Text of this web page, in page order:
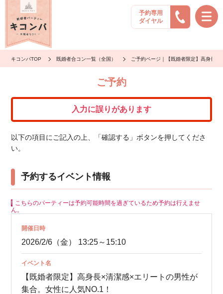
予約専用
ダイヤル
キコンパTOP 既婚者合コン一覧（全国） ご予約ページ｜【既婚者限定】高身長×
ご予約
入力に誤りがあります
以下の項目にご記入の上、「確認する」ボタンを押してくださ
い。
予約するイベント情報
こちらのパーティーは予約可能時間を過ぎているため予約は行えませ
ん。
開催日時
2026/2/6（金） 13:25～15:10
イベント名
【既婚者限定】高身長×清潔感×エリートの男性が
集合。女性に人気NO.1！